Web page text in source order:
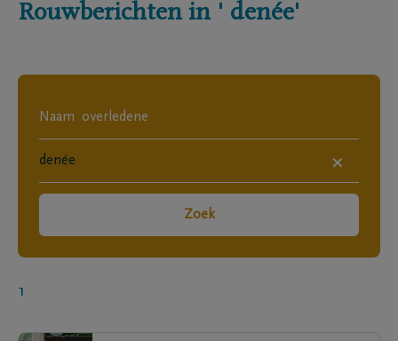
Rouwberichten in ' denée'
×
Zoek
1